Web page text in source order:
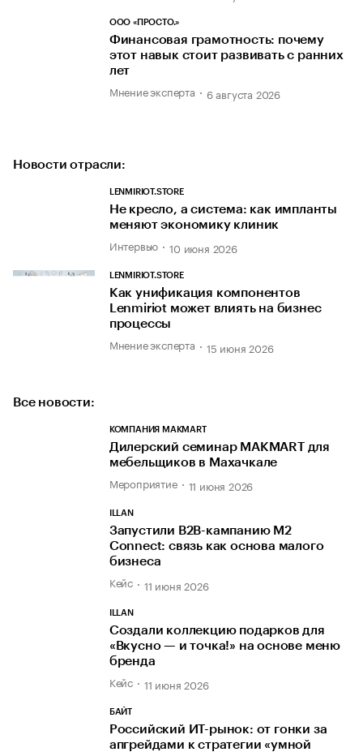
ООО «ПРОСТО.»
Финансовая грамотность: почему
этот навык стоит развивать с ранних
лет
Мнение эксперта 6 августа 2026
Новости отрасли:
LENMIRIOT.STORE
Не кресло, а система: как импланты
меняют экономику клиник
Интервью 10 июня 2026
LENMIRIOT.STORE
Как унификация компонентов
Lenmiriot может влиять на бизнес
процессы
Мнение эксперта 15 июня 2026
Все новости:
КОМПАНИЯ MAKMART
Дилерский семинар MAKMART для
мебельщиков в Махачкале
Мероприятие 11 июня 2026
ILLAN
Запустили B2B-кампанию M2
Connect: связь как основа малого
бизнеса
Кейс 11 июня 2026
ILLAN
Создали коллекцию подарков для
«Вкусно — и точка!» на основе меню
бренда
Кейс 11 июня 2026
БАЙТ
Российский ИТ-рынок: от гонки за
апгрейдами к стратегии «умной